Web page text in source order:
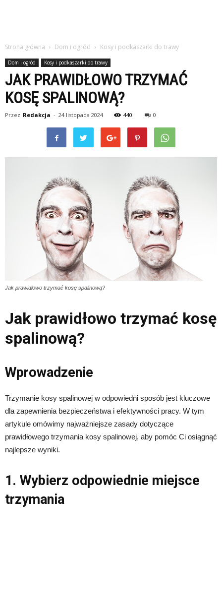
Strona główna Dom i ogród Kosy i podkaszarki do trawy
Dom i ogród Kosy i podkaszarki do trawy
JAK PRAWIDŁOWO TRZYMAĆ
KOSĘ SPALINOWĄ?
Przez Redakcja - 24 listopada 2024 440 0
Jak prawidłowo trzymać kosę spalinową?
Jak prawidłowo trzymać kosę
spalinową?
Wprowadzenie
Trzymanie kosy spalinowej w odpowiedni sposób jest kluczowe
dla zapewnienia bezpieczeństwa i efektywności pracy. W tym
artykule omówimy najważniejsze zasady dotyczące
prawidłowego trzymania kosy spalinowej, aby pomóc Ci osiągnąć
najlepsze wyniki.
1. Wybierz odpowiednie miejsce
trzymania